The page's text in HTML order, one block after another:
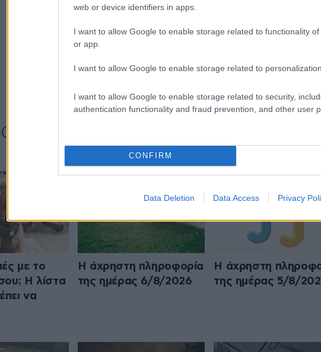
web or device identifiers in apps.
I want to allow Google to enable storage related to functionality
or app.
I want to allow Google to enable storage related to personalization.
I want to allow Google to enable storage related to security,
authentication functionality and fraud prevention, and other user
CONFIRM
Data Deletion Data Access Privacy
ΑΠΟ ΤΟ Ο,ΤΙ ΝΑ 'ΝΑΙ
με το
σου; Η λίστα
να
Η άχρηστη πληροφορία
της ημέρας 6/8/2026
Η άχρηστη
της ημέρας 5/8/